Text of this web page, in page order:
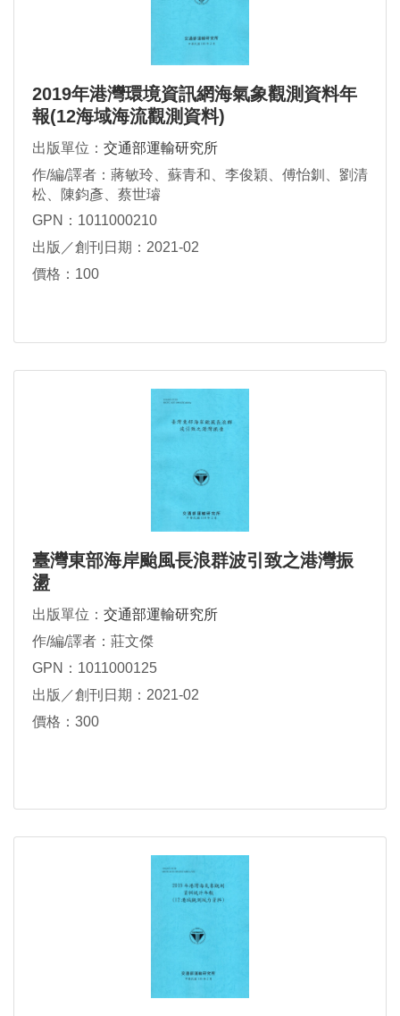
2019年港灣環境資訊網海氣象觀測資料年
報(12海域海流觀測資料)
出版單位： 交通部運輸研究所
作/編/譯者：蔣敏玲、蘇青和、李俊穎、傅怡釧、劉清
松、陳鈞彥、蔡世璿
GPN：1011000210
出版／創刊日期：2021-02
價格：100
臺灣東部海岸颱風長浪群波引致之港灣振
盪
出版單位： 交通部運輸研究所
作/編/譯者：莊文傑
GPN：1011000125
出版／創刊日期：2021-02
價格：300